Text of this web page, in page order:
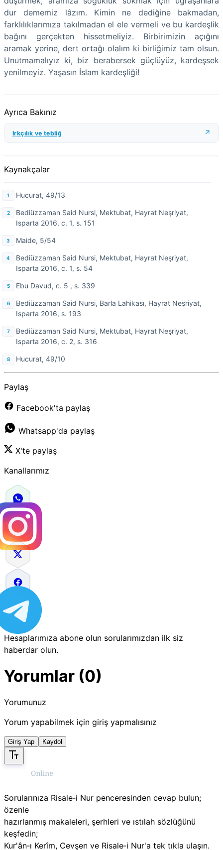
dur dememiz lâzım. Kimin ne dediğine bakmadan,
farklılıklarımıza takılmadan el ele vermeli ve bu kardeşlik
bağını gerçekten hissetmeliyiz. Birbirimizin açığını
aramak yerine, dert ortağı olalım ki birliğimiz tam olsun.
Unutmamalıyız ki, biz berabersek güçlüyüz, kardeşsek
yenilmeyiz. Yaşasın İslam kardeşliği!
Ayrıca Bakınız
Irkçılık ve tebliğ
Kaynakçalar
Hucurat, 49/13
Bediüzzaman Said Nursi, Mektubat, Hayrat Neşriyat,
Isparta 2016, c. 1, s. 151
Maide, 5/54
Bediüzzaman Said Nursi, Mektubat, Hayrat Neşriyat,
Isparta 2016, c. 1, s. 54
Ebu Davud, c. 5 , s. 339
Bediüzzaman Said Nursi, Barla Lahikası, Hayrat Neşriyat,
Isparta 2016, s. 193
Bediüzzaman Said Nursi, Mektubat, Hayrat Neşriyat,
Isparta 2016, c. 2, s. 316
Hucurat, 49/10
Paylaş
Facebook'ta paylaş
Whatsapp'da paylaş
X'te paylaş
Kanallarımız
Hesaplarımıza abone olun sorularımızdan ilk siz
haberdar olun.
Yorumlar (0)
Yorumunuz
Yorum yapabilmek için giriş yapmalısınız
Giriş Yap Kaydol
Sorularınıza Risale‑i Nur penceresinden cevap bulun;
özenle
hazırlanmış makaleleri, şerhleri ve ıstılah sözlüğünü
keşfedin;
Kur'ân‑ı Kerîm, Cevşen ve Risale‑i Nur'a tek tıkla ulaşın.